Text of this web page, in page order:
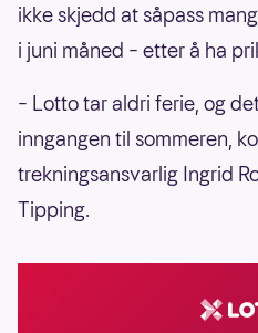
ikke skjedd at såpass
i juni måned – etter å ha
– Lotto tar aldri ferie, og
inngangen til sommeren,
trekningsansvarlig Ingrid
Tipping.